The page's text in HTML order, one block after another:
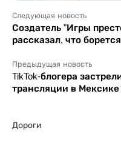
Следующая новость
Создатель "Игры
рассказал, что
Предыдущая новость
TikTok-блогера
трансляции в Мексике
Дороги